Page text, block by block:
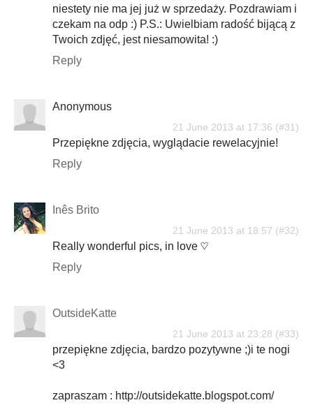
niestety nie ma jej już w sprzedaży. Pozdrawiam i
czekam na odp :) P.S.: Uwielbiam radość bijącą z
Twoich zdjęć, jest niesamowita! :)
Reply
Anonymous
21 June 2013 at 17:36
Przepiękne zdjęcia, wyglądacie rewelacyjnie!
Reply
Inês Brito
21 June 2013 at 18:57
Really wonderful pics, in love ♡
Reply
OutsideKatte
21 June 2013 at 23:28
przepiękne zdjęcia, bardzo pozytywne ;)i te nogi
<3
zapraszam : http://outsidekatte.blogspot.com/